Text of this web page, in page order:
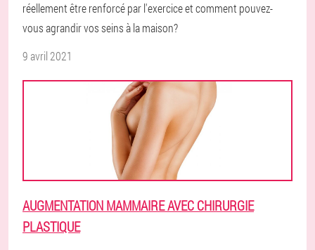
réellement être renforcé par l'exercice et comment pouvez-
vous agrandir vos seins à la maison?
9 avril 2021
AUGMENTATION MAMMAIRE AVEC CHIRURGIE
PLASTIQUE